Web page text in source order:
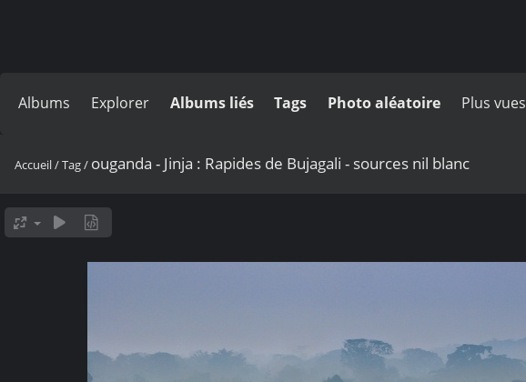
Albums Explorer Albums liés Tags Photo aléatoire Plus vues
Accueil/Tag/ ouganda - Jinja : Rapides de Bujagali - sources nil blanc